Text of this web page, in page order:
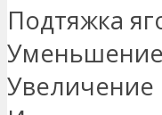
Подтяжка
Увеличение